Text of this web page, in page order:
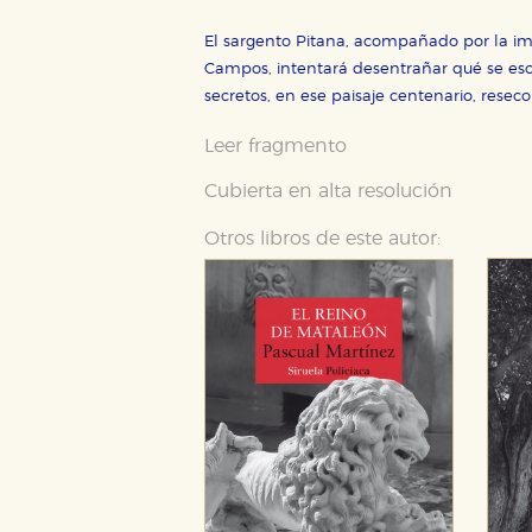
El sargento Pitana, acompañado por la
Campos, intentará desentrañar qué se
secretos, en ese paisaje centenario,
Leer fragmento
Cubierta en alta resolución
Otros libros de este autor:
GUARDAR